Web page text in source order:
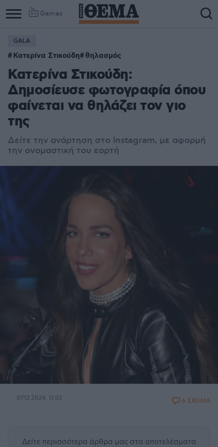
Games
GALA
Κατερίνα Στικούδη θηλασμός
Κατερίνα Στικούδη:
Δημοσίευσε φωτογραφία όπου
φαίνεται να θηλάζει τον γιο
της
Δείτε την ανάρτηση στο Instagram, με αφορμή
την ονομαστική του εορτή
07.12.2024, 11:02 6 ΣΧΟΛΙΑ
Δείτε περισσότερα άρθρα μας στα αποτελέσματα